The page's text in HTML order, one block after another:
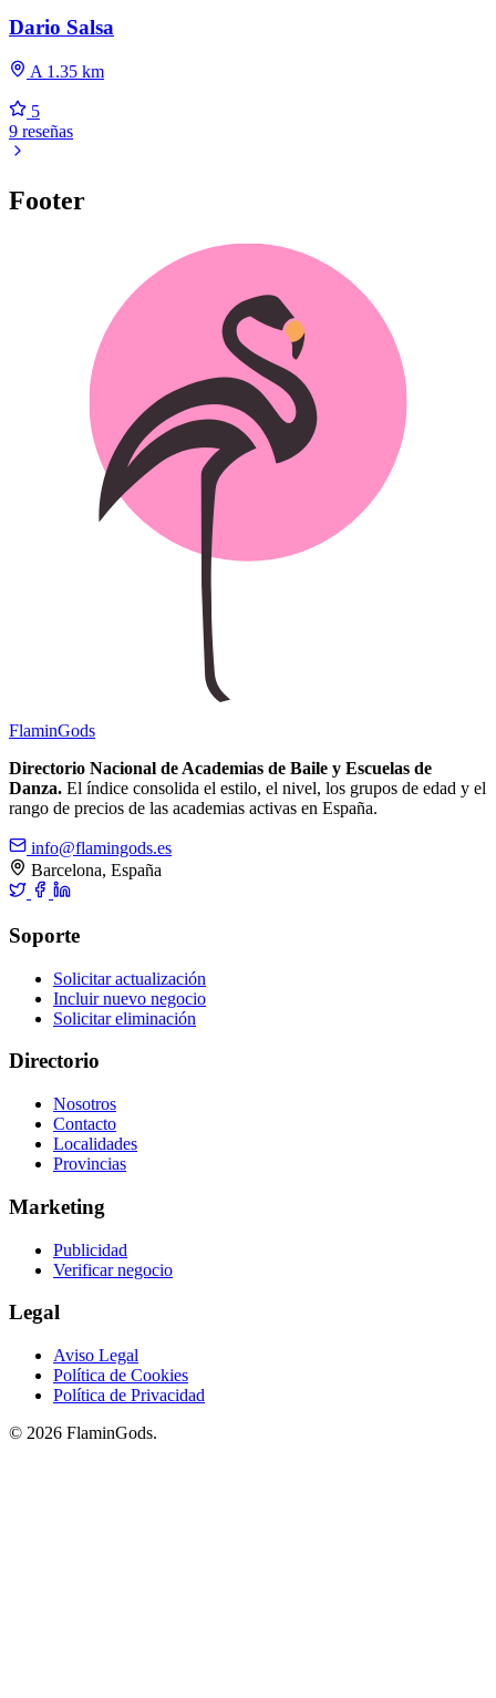
Dario Salsa
A 1.35 km
5
9 reseñas
Footer
FlaminGods
Directorio Nacional de Academias de Baile y Escuelas de
Danza. El índice consolida el estilo, el nivel, los grupos de edad y el
rango de precios de las academias activas en España.
info@flamingods.es
Barcelona, España
Soporte
Solicitar actualización
Incluir nuevo negocio
Solicitar eliminación
Directorio
Nosotros
Contacto
Localidades
Provincias
Marketing
Publicidad
Verificar negocio
Legal
Aviso Legal
Política de Cookies
Política de Privacidad
© 2026 FlaminGods.